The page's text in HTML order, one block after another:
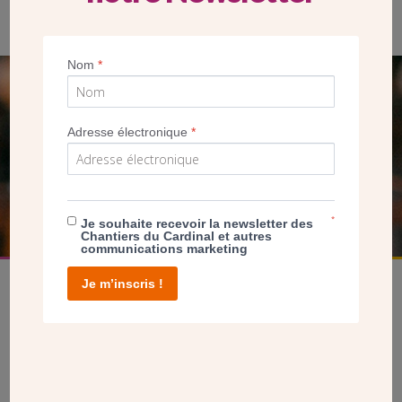
Au centre : Xavier Melki, Maire de Franconville, et son épouse
SEUL VOTRE DON
NOUS PERMET D’AGIR
FAIRE UN DON
Nom*
Adresse électronique*
Je souhaite recevoir la newsletter des
Chantiers du Cardinal et autres
communications marketing
*
Je m’inscris !